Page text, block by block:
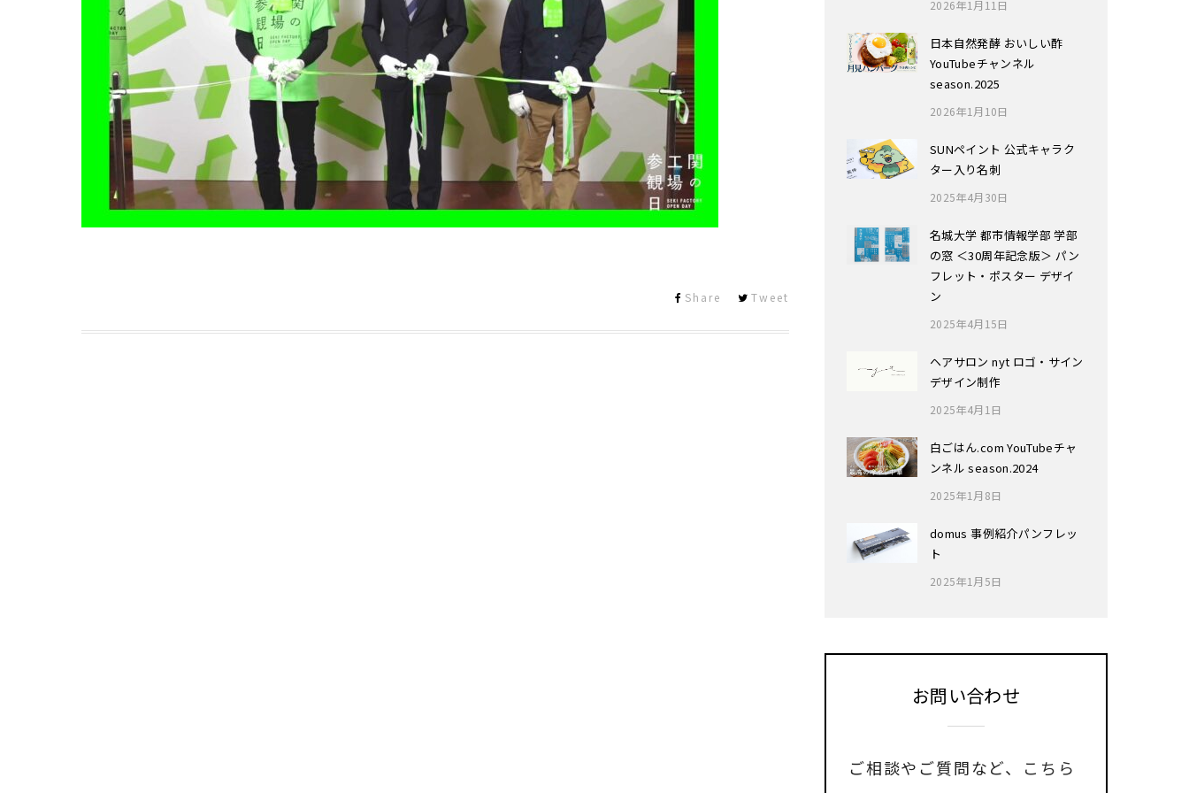
Share Tweet
2026年1月11日
日本自然発酵 おいしい酢
YouTubeチャンネル
season.2025
2026年1月10日
SUNペイント 公式キャラク
ター入り名刺
2025年4月30日
名城大学 都市情報学部 学部
の窓 ＜30周年記念版＞ パン
フレット・ポスター デザイ
ン
2025年4月15日
ヘアサロン nyt ロゴ・サイン
デザイン制作
2025年4月1日
白ごはん.com YouTubeチャ
ンネル season.2024
2025年1月8日
domus 事例紹介パンフレッ
ト
2025年1月5日
お問い合わせ
ご相談やご質問など、
こちら